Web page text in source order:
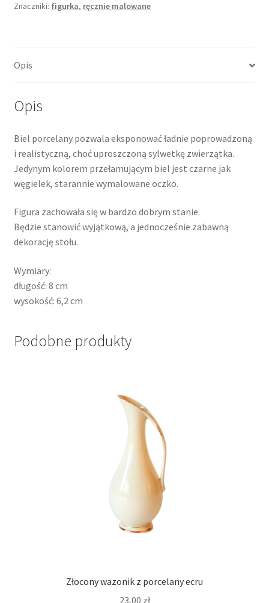
Znaczniki: figurka, ręcznie malowane
Opis
Opis
Biel porcelany pozwala eksponować ładnie poprowadzoną
i realistyczną, choć uproszczoną sylwetkę zwierzątka.
Jedynym kolorem przełamującym biel jest czarne jak
węgielek, starannie wymalowane oczko.
Figura zachowała się w bardzo dobrym stanie.
Będzie stanowić wyjątkową, a jednocześnie zabawną
dekorację stołu.
Wymiary:
długość: 8 cm
wysokość: 6,2 cm
Podobne produkty
Złocony wazonik z porcelany ecru
23,00 zł